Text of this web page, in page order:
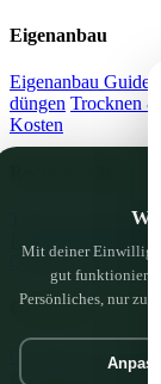
Mit deiner
gut funktioniert
Persönliches, nur zur
Eigenanbau
Eigenanbau Guide
düngen Trocknen &
Kosten
THC-Grenzwert
Cannabis im Auto
CannaZen
CannaZen.de
© 2026